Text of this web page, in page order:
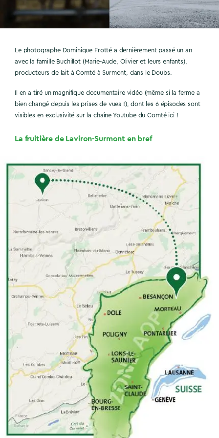
Le photographe Dominique Frotté a dernièrement passé un an
avec la famille Buchillot (Marie-Aude, Olivier et leurs enfants),
producteurs de lait à Comté à Surmont, dans le Doubs.
Il en a tiré un magnifique documentaire vidéo (même si la ferme a
bien changé depuis les prises de vues !), dont les 6 épisodes sont
visibles en exclusivité sur la chaîne Youtube du Comté ici !
La fruitière de Laviron-Surmont en bref